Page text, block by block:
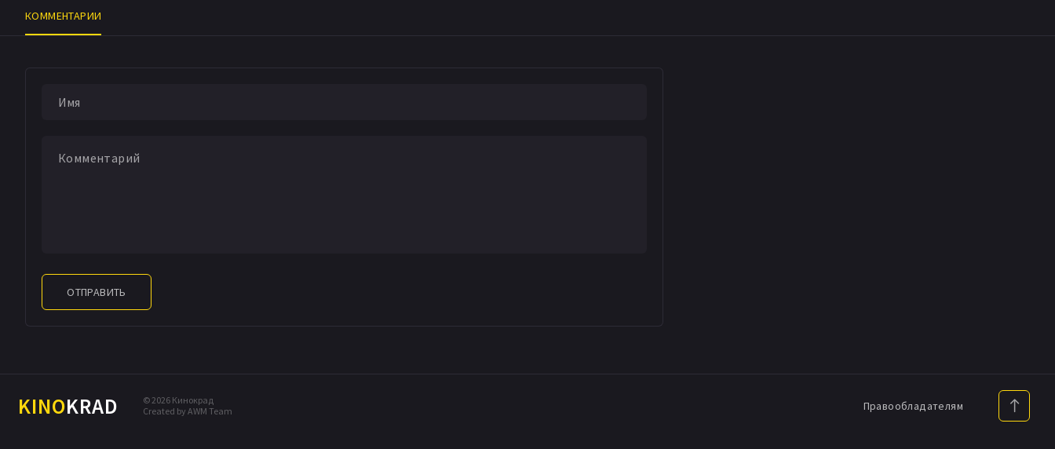
КОММЕНТАРИИ
ОТПРАВИТЬ
KINOKRAD
© 2026 Кинокрад
Created by AWM Team
Правообладателям